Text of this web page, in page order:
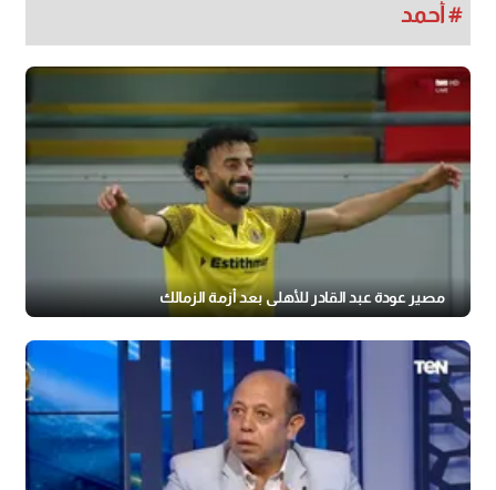
# أحمد
مصير عودة عبد القادر للأهلي بعد أزمة الزمالك